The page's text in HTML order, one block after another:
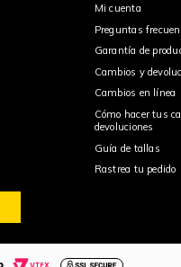
Mi cuenta
Preguntas
Garantía de
Cambios y
Cambios en línea
Cómo hacer tus
devoluciones
Guía de tallas
Rastrea tu pedido